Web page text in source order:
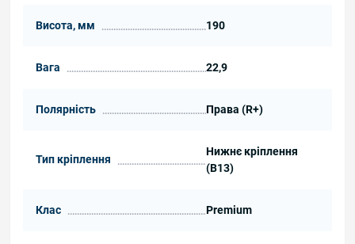
Висота, мм 190
Вага 22,9
Полярність Права (R+)
Тип кріплення
Нижнє кріплення
(B13)
Клас Premium